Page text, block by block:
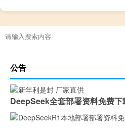
公告
DeepSeek全套部署资料免费下